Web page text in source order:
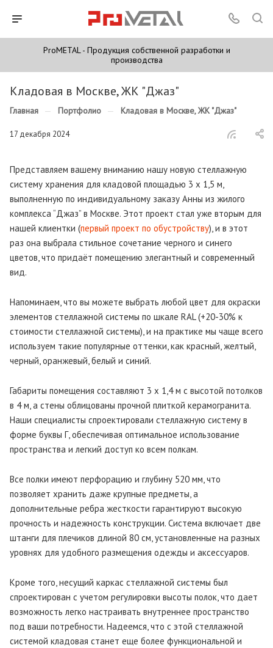
ProMETAL - Продукция собственной разработки и
производства
Кладовая в Москве, ЖК "Джаз"
Главная — Портфолио — Кладовая в Москве, ЖК "Джаз"
17 декабря 2024
Представляем вашему вниманию нашу новую стеллажную
систему хранения для кладовой площадью 3 х 1,5 м,
выполненную по индивидуальному заказу Анны из жилого
комплекса “Джаз” в Москве. Этот проект стал уже вторым для
нашей клиентки (первый проект по обустройству), и в этот
раз она выбрала стильное сочетание черного и синего
цветов, что придаёт помещению элегантный и современный
вид.
Напоминаем, что вы можете выбрать любой цвет для окраски
элементов стеллажной системы по шкале RAL (+20-30% к
стоимости стеллажной системы), и на практике мы чаще всего
используем такие популярные оттенки, как красный, желтый,
черный, оранжевый, белый и синий.
Габариты помещения составляют 3 х 1,4 м с высотой потолков
в 4 м, а стены облицованы прочной плиткой керамогранита.
Наши специалисты спроектировали стеллажную систему в
форме буквы Г, обеспечивая оптимальное использование
пространства и легкий доступ ко всем полкам.
Все полки имеют перфорацию и глубину 520 мм, что
позволяет хранить даже крупные предметы, а
дополнительные ребра жесткости гарантируют высокую
прочность и надежность конструкции. Система включает две
штанги для плечиков длиной 80 см, установленные на разных
уровнях для удобного размещения одежды и аксессуаров.
Кроме того, несущий каркас стеллажной системы был
спроектирован с учетом регулировки высоты полок, что дает
возможность легко настраивать внутреннее пространство
под ваши потребности. Надеемся, что с этой стеллажной
системой кладовая станет еще более функциональной и